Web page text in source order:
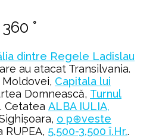
°
dintre Regele Ladislau
au atacat Transilvania.
Capitala lui
Domnească, Turnul
Cetatea ALBA IULIA,
o p⊕veste
RUPEA, 5.500-3.500 î.Hr..